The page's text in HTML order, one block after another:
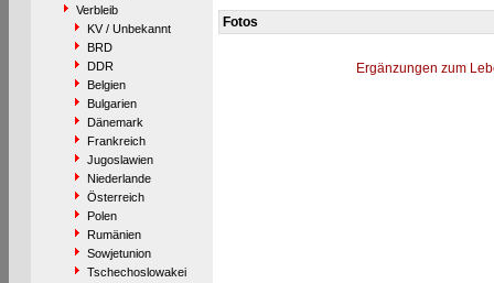
Verbleib
KV / Unbekannt
BRD
DDR
Belgien
Bulgarien
Dänemark
Frankreich
Jugoslawien
Niederlande
Österreich
Polen
Rumänien
Sowjetunion
Tschechoslowakei
Fotos
Ergänzungen zum